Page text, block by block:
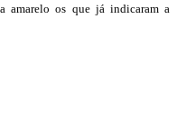
amarelo os que já indicaram a